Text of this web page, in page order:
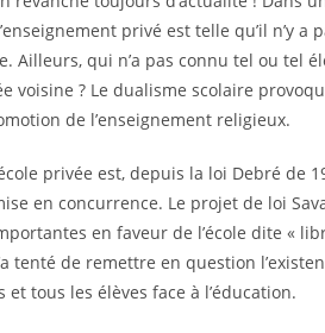
privé est telle qu’il n’y
Ailleurs, qui n’a pas connu tel ou tel
voisine ? Le dualisme scolaire
de l’enseignement religieux.
privée est, depuis la loi Debré de
en concurrence. Le projet de loi
en faveur de l’école dite «
tenté de remettre en question
et tous les élèves face à l’éducation.